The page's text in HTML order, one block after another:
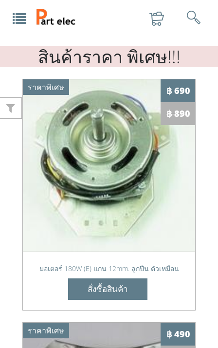
สินค้าราคา พิเศษ!!!
ราคาพิเศษ
฿ 890
฿ 690
มอเตอร์ 180W (E) แกน 12mm. ลูกปืน ตัวเหมือน
สั่งซื้อสินค้า
ราคาพิเศษ ฿ 490